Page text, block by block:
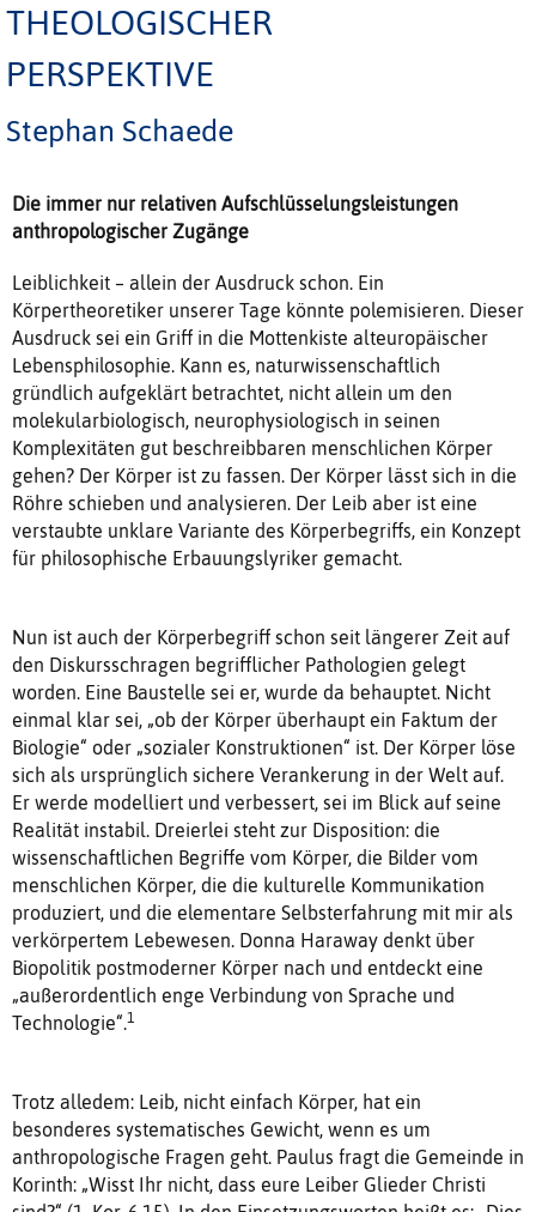
THEOLOGISCHER
PERSPEKTIVE
Stephan Schaede
Die immer nur relativen Aufschlüsselungsleistungen
anthropologischer Zugänge
Leiblichkeit – allein der Ausdruck schon. Ein
Körpertheoretiker unserer Tage könnte polemisieren. Dieser
Ausdruck sei ein Griff in die Mottenkiste alteuropäischer
Lebensphilosophie. Kann es, naturwissenschaftlich
gründlich aufgeklärt betrachtet, nicht allein um den
molekularbiologisch, neurophysiologisch in seinen
Komplexitäten gut beschreibbaren menschlichen Körper
gehen? Der Körper ist zu fassen. Der Körper lässt sich in die
Röhre schieben und analysieren. Der Leib aber ist eine
verstaubte unklare Variante des Körperbegriffs, ein Konzept
für philosophische Erbauungslyriker gemacht.
Nun ist auch der Körperbegriff schon seit längerer Zeit auf
den Diskursschragen begrifflicher Pathologien gelegt
worden. Eine Baustelle sei er, wurde da behauptet. Nicht
einmal klar sei, „ob der Körper überhaupt ein Faktum der
Biologie“ oder „sozialer Konstruktionen“ ist. Der Körper löse
sich als ursprünglich sichere Verankerung in der Welt auf.
Er werde modelliert und verbessert, sei im Blick auf seine
Realität instabil. Dreierlei steht zur Disposition: die
wissenschaftlichen Begriffe vom Körper, die Bilder vom
menschlichen Körper, die die kulturelle Kommunikation
produziert, und die elementare Selbsterfahrung mit mir als
verkörpertem Lebewesen. Donna Haraway denkt über
Biopolitik postmoderner Körper nach und entdeckt eine
„außerordentlich enge Verbindung von Sprache und
Technologie“.1
Trotz alledem: Leib, nicht einfach Körper, hat ein
besonderes systematisches Gewicht, wenn es um
anthropologische Fragen geht. Paulus fragt die Gemeinde in
Korinth: „Wisst Ihr nicht, dass eure Leiber Glieder Christi